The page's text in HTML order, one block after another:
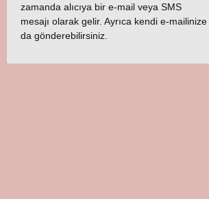
zamanda alıcıya bir e-mail veya SMS
mesajı olarak gelir. Ayrıca kendi e-mailinize
da gönderebilirsiniz.